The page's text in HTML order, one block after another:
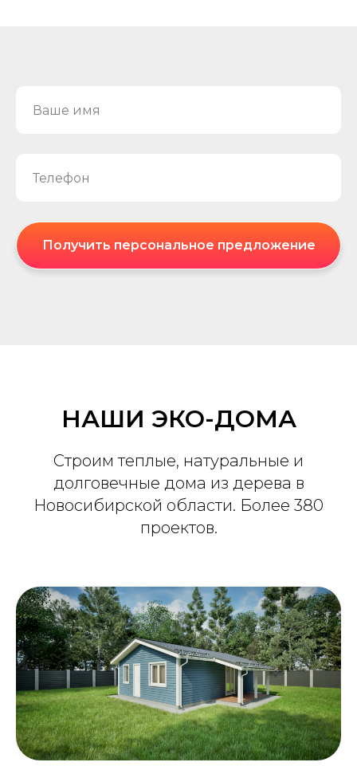
Получить персональное предложение
НАШИ ЭКО-ДОМА
Строим теплые, натуральные и
долговечные дома из дерева в
Новосибирской области. Более 380
проектов.